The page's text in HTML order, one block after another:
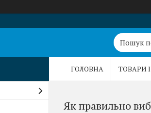
ГОЛОВНА ТОВАРИ
Як правильно